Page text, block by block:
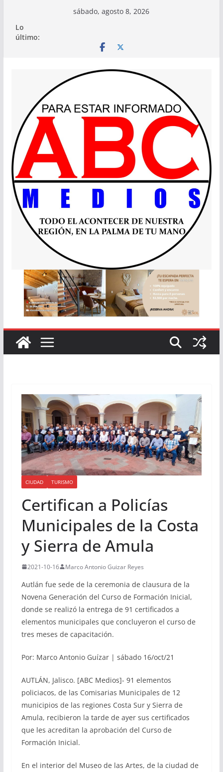
contenido
sábado, agosto 8, 2026
Lo
último:
CIUDAD TURISMO
Certifican a Policías
Municipales de la Costa
y Sierra de Amula
2021-10-16 Marco Antonio Guizar Reyes
Autlán fue sede de la ceremonia de clausura de la
Novena Generación del Curso de Formación Inicial,
donde se realizó la entrega de 91 certificados a
elementos municipales que concluyeron el curso de
tres meses de capacitación.
Por: Marco Antonio Guízar | sábado 16/oct/21
AUTLÁN, Jalisco. [ABC Medios]- 91 elementos
policiacos, de las Comisarias Municipales de 12
municipios de las regiones Costa Sur y Sierra de
Amula, recibieron la tarde de ayer sus certificados
que les acreditan la aprobación del Curso de
Formación Inicial.
En el interior del Museo de las Artes, de la ciudad de